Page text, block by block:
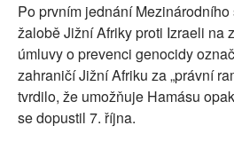
Po prvním jednání
žalobě Jižní Afriky proti Izraeli na
úmluvy o prevenci genocidy
zahraničí Jižní Afriku za „právní
tvrdilo, že umožňuje Hamásu
se dopustil 7. října.